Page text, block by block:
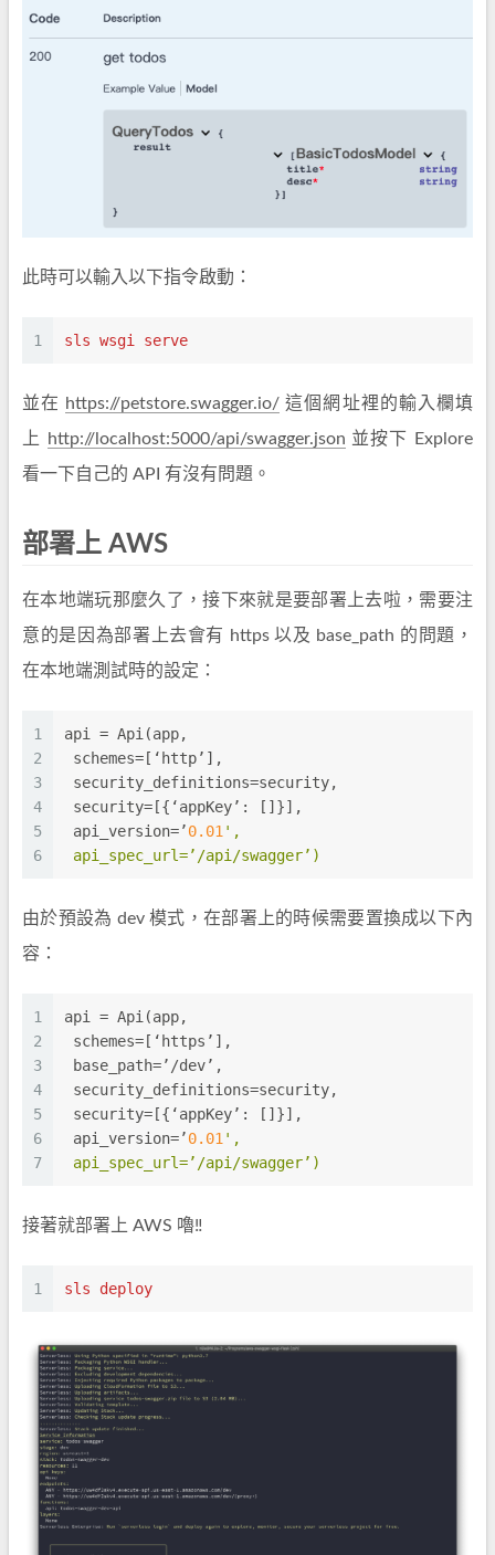
此時可以輸入以下指令啟動：
1 sls wsgi serve
並在 https://petstore.swagger.io/ 這個網址裡的輸入欄填
上
http://localhost:5000/api/swagger.json 並按下 Explore
看一下自己的 API 有沒有問題。
部署上 AWS
在本地端玩那麼久了，接下來就是要部署上去啦，需要注
意的是因為部署上去會有 https 以及 base_path 的問題，
在本地端測試時的設定：
1
2
3
4
5
6
api = Api(app,
schemes=[‘http’],
security_definitions=security,
security=[{‘appKey’: []}],
api_version=’0.01',
api_spec_url=’/api/swagger’)
由於預設為 dev 模式，在部署上的時候需要置換成以下內
容：
1
2
3
4
5
6
7
api = Api(app,
schemes=[‘https’],
base_path=’/dev’,
security_definitions=security,
security=[{‘appKey’: []}],
api_version=’0.01',
api_spec_url=’/api/swagger’)
接著就部署上 AWS 嚕‼️
1 sls deploy